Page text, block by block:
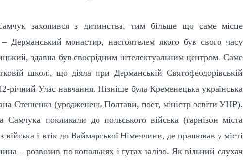
захопився з дитинства, тим більше що саме місце
Дерманський монастир, настоятелем якого був свого часу
здавна був своєрідним інтелектуальним центром. Саме
школі, що діяла при Дерманській Святофеодорівській
річний Улас навчання. Пізніше була Кременецька українська
Стешенка (уродженець Полтави, поет, міністр освіти УНР).
Самчука покликали до польського війська (гарнізон міста
війська і втік до Ваймарської Німеччини, де працював у місті
– розвозив по копальнях і гутах залізо. Як вільний слухач